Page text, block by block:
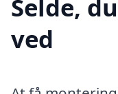
Selde,
ved